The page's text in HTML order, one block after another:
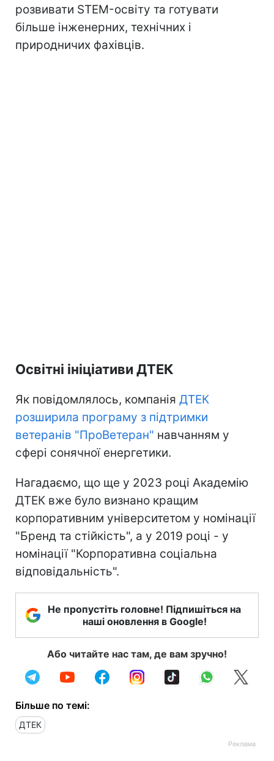
розвивати STEM-освіту та готувати
більше інженерних, технічних і
природничих фахівців.
Освітні ініціативи ДТЕК
Як повідомлялось, компанія ДТЕК
розширила програму з підтримки
ветеранів "ПроВетеран" навчанням у
сфері сонячної енергетики.
Нагадаємо, що ще у 2023 році Академію
ДТЕК вже було визнано кращим
корпоративним університетом у номінації
"Бренд та стійкість", а у 2019 році - у
номінації "Корпоративна соціальна
відповідальність".
Не пропустіть головне! Підпишіться на
наші оновлення в Google!
Або читайте нас там, де вам зручно!
Більше по темі:
ДТЕК